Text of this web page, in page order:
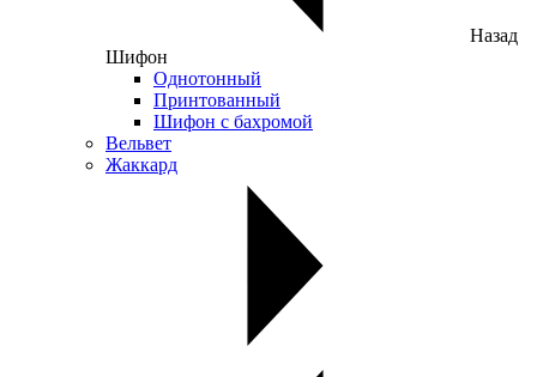
Назад
Шифон
Однотонный
Принтованный
Шифон с бахромой
Вельвет
Жаккард